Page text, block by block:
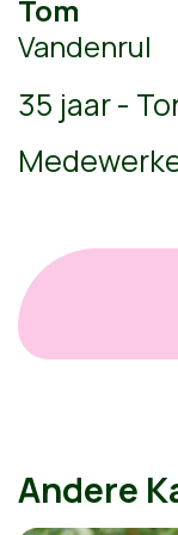
Tom
Vandenrul
35 jaar -
Andere